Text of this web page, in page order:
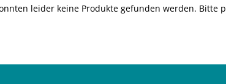
leider keine Produkte gefunden werden. Bitte